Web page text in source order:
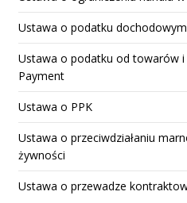
Ustawa o podatku dochodowym
Ustawa o podatku od towarów i
Payment
Ustawa o PPK
Ustawa o przeciwdziałaniu
żywności
Ustawa o przewadze